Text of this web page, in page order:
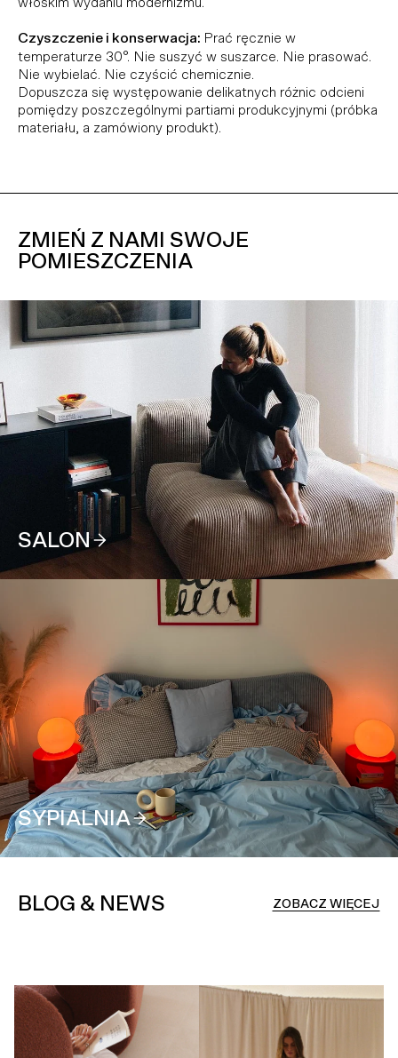
Czyszczenie i konserwacja: Prać ręcznie w
temperaturze 30°. Nie suszyć w suszarce. Nie prasować.
Nie wybielać. Nie czyścić chemicznie.
Dopuszcza się występowanie delikatnych różnic odcieni
pomiędzy poszczególnymi partiami produkcyjnymi (próbka
materiału, a zamówiony produkt).
ZMIEŃ Z NAMI SWOJE
POMIESZCZENIA
SALON
SYPIALNIA
BLOG & NEWS ZOBACZ WIĘCEJ